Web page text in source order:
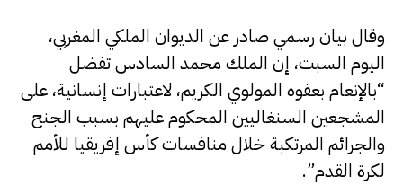
وقال بيان رسمي صادر عن الديوان الملكي المغربي،
اليوم السبت، إن الملك محمد السادس تفضل
“بالإنعام بعفوه المولوي الكريم، لاعتبارات إنسانية، على
المشجعين السنغاليين المحكوم عليهم بسبب الجنح
والجرائم المرتكبة خلال منافسات كأس إفريقيا للأمم
لكرة القدم”.